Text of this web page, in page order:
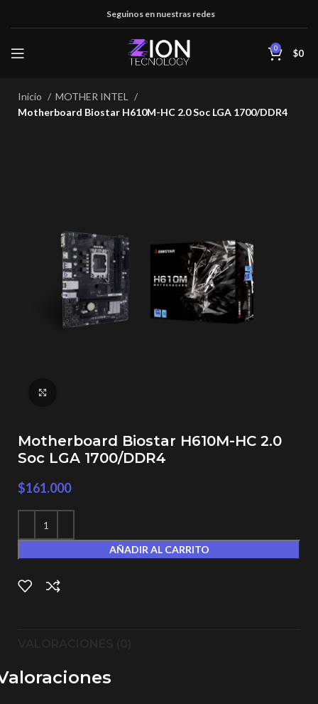
Seguinos en nuestras redes
0 $0
Inicio
MOTHER INTEL
Motherboard Biostar H610M-HC 2.0 Soc LGA 1700/DDR4
Motherboard Biostar H610M-HC 2.0
Soc LGA 1700/DDR4
$161.000
AÑADIR AL CARRITO